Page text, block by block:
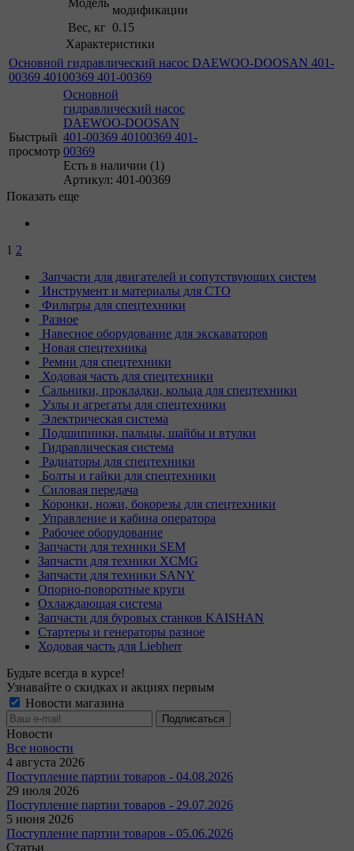
модификации
Вес, кг 0.15
Характеристики
Основной гидравлический насос DAEWOO-DOOSAN 401-
00369 40100369 401-00369
Быстрый
просмотр
Основной
гидравлический насос
DAEWOO-DOOSAN
401-00369 40100369 401-
00369
Есть в наличии (1)
Артикул: 401-00369
Показать еще
1 2
Запчасти для двигателей и сопутствующих систем
Инструмент и материалы для СТО
Фильтры для спецтехники
Разное
Навесное оборудование для экскаваторов
Новая спецтехника
Ремни для спецтехники
Ходовая часть для спецтехники
Сальники, прокладки, кольца для спецтехники
Узлы и агрегаты для спецтехники
Электрическая система
Подшипники, пальцы, шайбы и втулки
Гидравлическая система
Радиаторы для спецтехники
Болты и гайки для спецтехники
Силовая передача
Коронки, ножи, бокорезы для спецтехники
Управление и кабина оператора
Рабочее оборудование
Запчасти для техники SEM
Запчасти для техники XCMG
Запчасти для техники SANY
Опорно-поворотные круги
Охлаждающая система
Запчасти для буровых станков KAISHAN
Стартеры и генераторы разное
Ходовая часть для Liebherr
Будьте всегда в курсе!
Узнавайте о скидках и акциях первым
Новости магазина
Новости
Все новости
4 августа 2026
Поступление партии товаров - 04.08.2026
29 июля 2026
Поступление партии товаров - 29.07.2026
5 июня 2026
Поступление партии товаров - 05.06.2026
Статьи